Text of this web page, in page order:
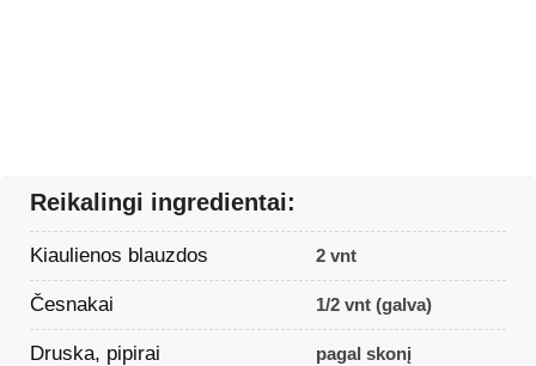
Reikalingi ingredientai:
Kiaulienos blauzdos 2 vnt
Česnakai 1/2 vnt (galva)
Druska, pipirai pagal skonį